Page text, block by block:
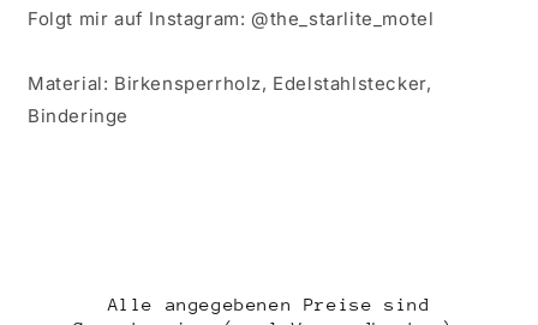
Folgt mir auf Instagram: @the_starlite_motel
Material: Birkensperrholz, Edelstahlstecker,
Binderinge
Alle angegebenen Preise sind